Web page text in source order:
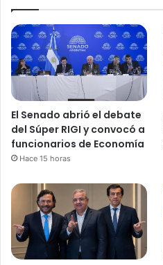
El Senado abrió el debate
del Súper RIGI y convocó a
funcionarios de Economía
Hace 15 horas